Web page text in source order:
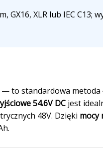
GX16, XLR lub IEC C13;
to standardowa metoda
54.6V DCjest
48V. Dzięki mocy